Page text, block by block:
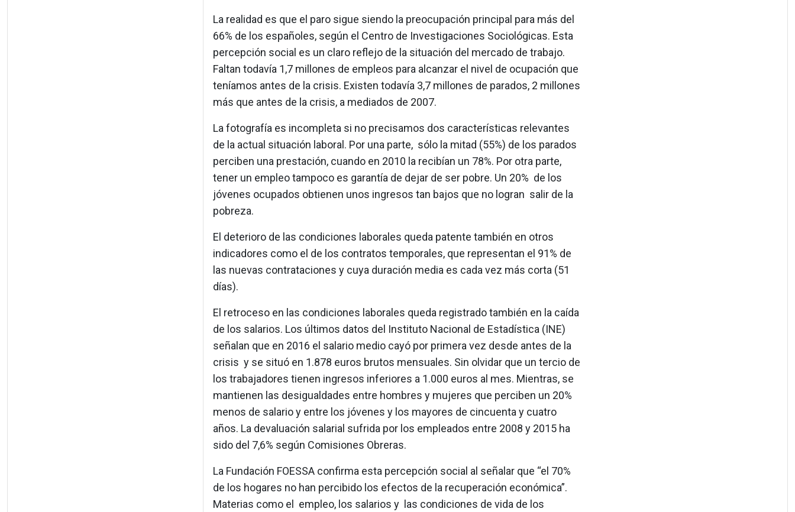
La realidad es que el paro sigue siendo la preocupación principal para más del
66% de los españoles, según el Centro de Investigaciones Sociológicas. Esta
percepción social es un claro reflejo de la situación del mercado de trabajo.
Faltan todavía 1,7 millones de empleos para alcanzar el nivel de ocupación que
teníamos antes de la crisis. Existen todavía 3,7 millones de parados, 2 millones
más que antes de la crisis, a mediados de 2007.
La fotografía es incompleta si no precisamos dos características relevantes
de la actual situación laboral. Por una parte, sólo la mitad (55%) de los parados
perciben una prestación, cuando en 2010 la recibían un 78%. Por otra parte,
tener un empleo tampoco es garantía de dejar de ser pobre. Un 20% de los
jóvenes ocupados obtienen unos ingresos tan bajos que no logran salir de la
pobreza.
El deterioro de las condiciones laborales queda patente también en otros
indicadores como el de los contratos temporales, que representan el 91% de
las nuevas contrataciones y cuya duración media es cada vez más corta (51
días).
El retroceso en las condiciones laborales queda registrado también en la caída
de los salarios. Los últimos datos del Instituto Nacional de Estadística (INE)
señalan que en 2016 el salario medio cayó por primera vez desde antes de la
crisis y se situó en 1.878 euros brutos mensuales. Sin olvidar que un tercio de
los trabajadores tienen ingresos inferiores a 1.000 euros al mes. Mientras, se
mantienen las desigualdades entre hombres y mujeres que perciben un 20%
menos de salario y entre los jóvenes y los mayores de cincuenta y cuatro
años. La devaluación salarial sufrida por los empleados entre 2008 y 2015 ha
sido del 7,6% según Comisiones Obreras.
La Fundación FOESSA confirma esta percepción social al señalar que “el 70%
de los hogares no han percibido los efectos de la recuperación económica”.
Materias como el empleo, los salarios y las condiciones de vida de los